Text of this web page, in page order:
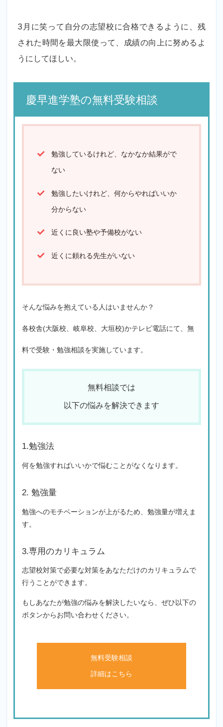
3月に笑って自分の志望校に合格できるように、残
された時間を最大限使って、成績の向上に努めるよ
うにしてほしい。
慶早進学塾の無料受験相談
勉強しているけれど、なかなか結果がで
ない
勉強したいけれど、何からやればいいか
分からない
近くに良い塾や予備校がない
近くに頼れる先生がいない
そんな悩みを抱えている人はいませんか？
各校舎(大阪校、岐阜校、大垣校)かテレビ電話にて、無
料で受験・勉強相談を実施しています。
無料相談では
以下の悩みを解決できます
1.勉強法
何を勉強すればいいかで悩むことがなくなります。
2. 勉強量
勉強へのモチベーションが上がるため、勉強量が増えま
す。
3.専用のカリキュラム
志望校対策で必要な対策をあなただけのカリキュラムで
行うことができます。
もしあなたが勉強の悩みを解決したいなら、ぜひ以下の
ボタンからお問い合わせください。
無料受験相談
詳細はこちら